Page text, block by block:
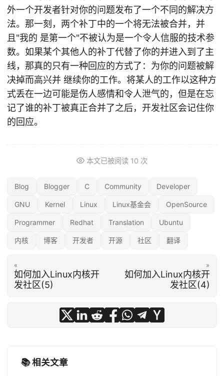
外一个开发者针对你的问题发布了一个不同的解决方
法。那一刻，两个补丁中的一个将无法被合并，并
且"我的 是第一个"不被认为是一个令人信服的技术参
数。如果某个其他人的补丁代替了你的并进入到了主
线，那真的只有一种回应的方式了：为你的问题被解
决掉而高兴并 继续你的工作。将某人的工作以这种方
式丢在一边可能是伤人感情和令人泄气的，但是在忘
记了谁的补丁被真正合并了之后，开发社区会记住你
的回应。
本文已被阅读 10 次
Blog Blogger C Community Developer
GNU Kernel Linux Linux基金会 OpenSource
Programmer Redhat Translation Ubuntu
内核 博客 开发者 开源 社区 翻译
«
如何加入Linux内核开
发社区(5)
»
如何加入Linux内核开
发社区(4)
📚 相关文章